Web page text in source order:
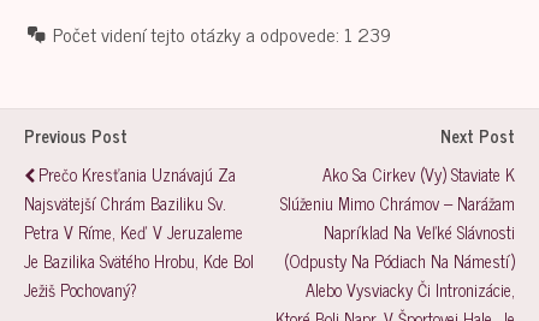
Počet videní tejto otázky a odpovede: 1 239
Previous Post
Prečo Kresťania Uznávajú Za
Najsvätejší Chrám Baziliku Sv.
Petra V Ríme, Keď V Jeruzaleme
Je Bazilika Svätého Hrobu, Kde Bol
Ježiš Pochovaný?
Next Post
Ako Sa Cirkev (Vy) Staviate K
Slúženiu Mimo Chrámov – Narážam
Napríklad Na Veľké Slávnosti
(odpusty Na Pódiach Na Námestí)
Alebo Vysviacky Či Intronizácie,